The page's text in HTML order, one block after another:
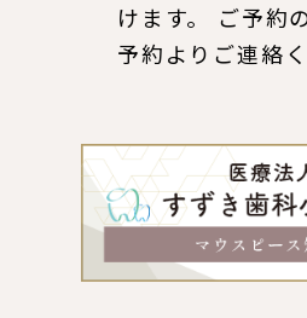
けます。 ご予約
予約よりご連絡く